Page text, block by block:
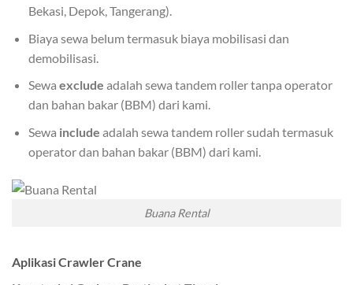
Bekasi, Depok, Tangerang).
Biaya sewa belum termasuk biaya mobilisasi dan
demobilisasi.
Sewa exclude adalah sewa tandem roller tanpa operator
dan bahan bakar (BBM) dari kami.
Sewa include adalah sewa tandem roller sudah termasuk
operator dan bahan bakar (BBM) dari kami.
Buana Rental
Aplikasi Crawler Crane